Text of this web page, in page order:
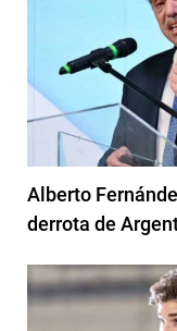
Alberto
derrota de